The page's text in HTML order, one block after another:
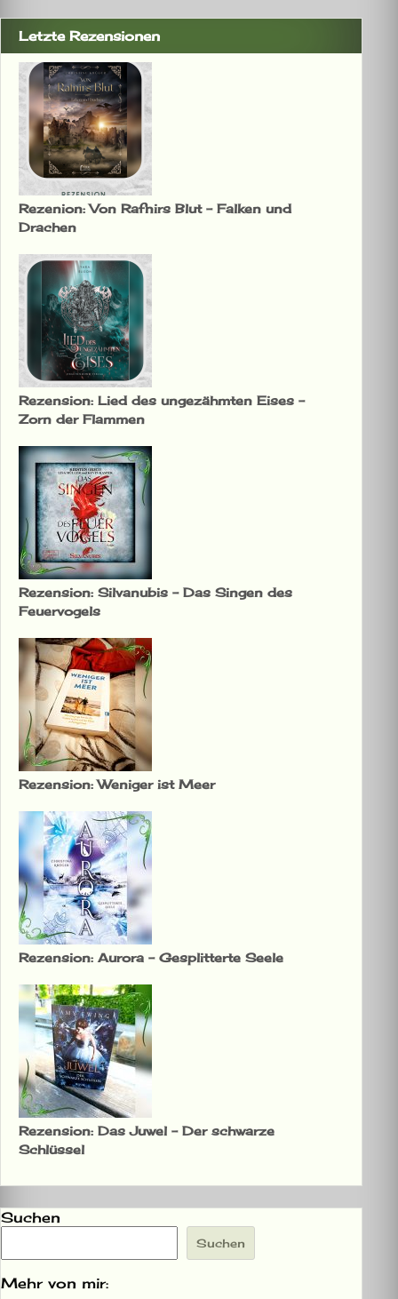
Letzte Rezensionen
Rezenion: Von Rafnirs Blut – Falken und
Drachen
Rezension: Lied des ungezähmten Eises –
Zorn der Flammen
Rezension: Silvanubis – Das Singen des
Feuervogels
Rezension: Weniger ist Meer
Rezension: Aurora – Gesplitterte Seele
Rezension: Das Juwel – Der schwarze
Schlüssel
Suchen
Suchen
Mehr von mir: